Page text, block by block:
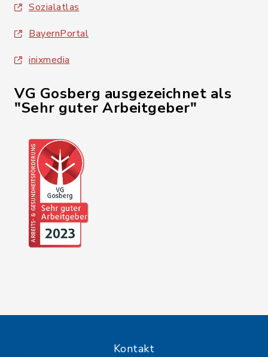
Sozialatlas
BayernPortal
inixmedia
VG Gosberg ausgezeichnet als
"Sehr guter Arbeitgeber"
Kontakt